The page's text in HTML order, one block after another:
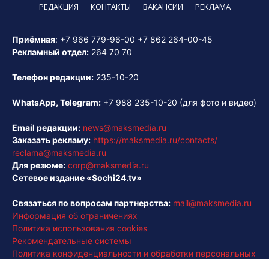
РЕДАКЦИЯ КОНТАКТЫ ВАКАНСИИ РЕКЛАМА
Приёмная: +7 966 779-96-00 +7 862 264-00-45
Рекламный отдел: 264 70 70
Телефон редакции: 235-10-20
WhatsApp, Telegram: +7 988 235-10-20 (для фото и видео)
Email редакции: news@maksmedia.ru
Заказать рекламу: https://maksmedia.ru/contacts/
reclama@maksmedia.ru
Для резюме: corp@maksmedia.ru
Сетевое издание «Sochi24.tv»
Связаться по вопросам партнерства: mail@maksmedia.ru
Информация об ограничениях
Политика использования cookies
Рекомендательные системы
Политика конфиденциальности и обработки персональных